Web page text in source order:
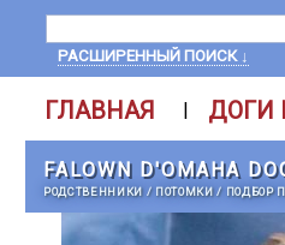
РАСШИРЕННЫЙ ПОИСК ↓
ГЛАВНАЯ | ДОГИ
FALOWN D'OMAHA
РОДСТВЕННИКИ / ПОТОМКИ/ ПОДБОР